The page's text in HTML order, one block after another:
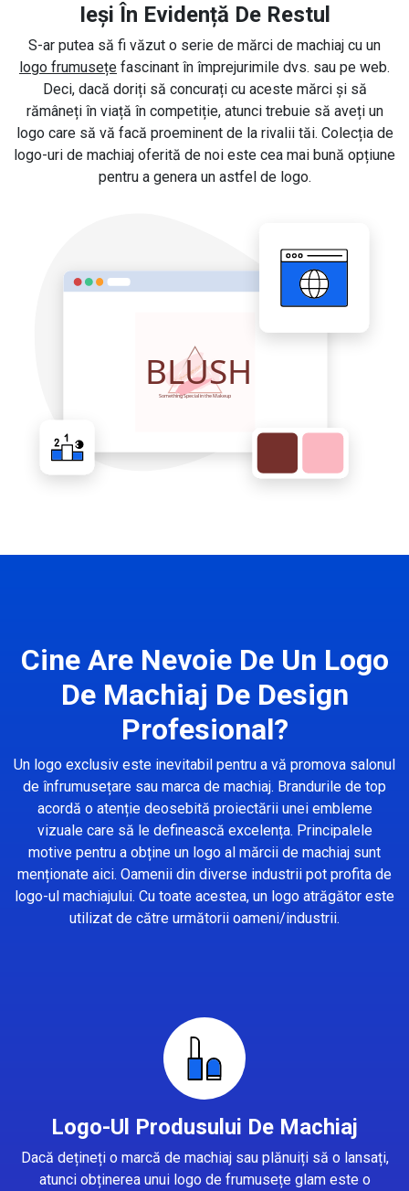
Ieși În Evidență De Restul
S-ar putea să fi văzut o serie de mărci de machiaj cu un
logo frumusețe fascinant în împrejurimile dvs. sau pe web.
Deci, dacă doriți să concurați cu aceste mărci și să
rămâneți în viață în competiție, atunci trebuie să aveți un
logo care să vă facă proeminent de la rivalii tăi. Colecția de
logo-uri de machiaj oferită de noi este cea mai bună opțiune
pentru a genera un astfel de logo.
Cine Are Nevoie De Un Logo
De Machiaj De Design
Profesional?
Un logo exclusiv este inevitabil pentru a vă promova salonul
de înfrumusețare sau marca de machiaj. Brandurile de top
acordă o atenție deosebită proiectării unei embleme
vizuale care să le definească excelența. Principalele
motive pentru a obține un logo al mărcii de machiaj sunt
menționate aici. Oamenii din diverse industrii pot profita de
logo-ul machiajului. Cu toate acestea, un logo atrăgător este
utilizat de către următorii oameni/industrii.
Logo-Ul Produsului De Machiaj
Dacă dețineți o marcă de machiaj sau plănuiți să o lansați,
atunci obținerea unui logo de frumusețe glam este o